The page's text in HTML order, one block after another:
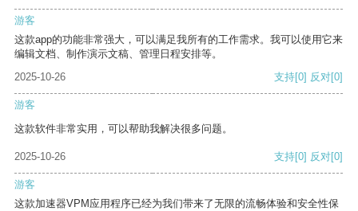
游客
这款app的功能非常强大，可以满足我所有的工作需求。我可以使用它来
编辑文档、制作演示文稿、管理日程安排等。
2025-10-26
支持[0] 反对[0]
游客
这款软件非常实用，可以帮助我解决很多问题。
2025-10-26 支持[0] 反对[0]
游客
这款加速器VPM应用程序已经为我们带来了无限的流畅体验和安全性保